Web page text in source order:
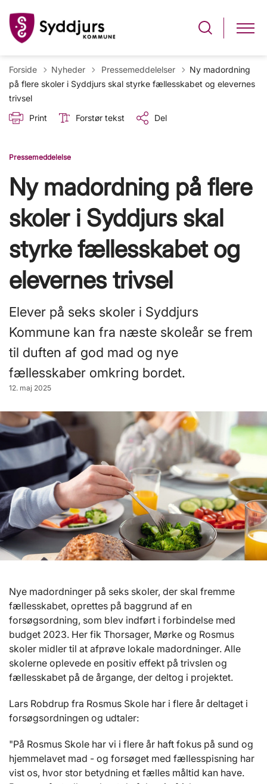
Forside Nyheder Tilbage til
Pressemeddelelser
Ny madordning
på flere skoler i Syddjurs skal styrke fællesskabet og elevernes
trivsel
Print
Forstør tekst Del
Pressemeddelelse
Ny madordning på flere
skoler i Syddjurs skal
styrke fællesskabet og
elevernes trivsel
Elever på seks skoler i Syddjurs
Kommune kan fra næste skoleår se frem
til duften af god mad og nye
fællesskaber omkring bordet.
12. maj 2025
Nye madordninger på seks skoler, der skal fremme
fællesskabet, oprettes på baggrund af en
forsøgsordning, som blev indført i forbindelse med
budget 2023. Her fik Thorsager, Mørke og Rosmus
skoler midler til at afprøve lokale madordninger. Alle
skolerne oplevede en positiv effekt på trivslen og
fællesskabet på de årgange, der deltog i projektet.
Lars Robdrup fra Rosmus Skole har i flere år deltaget i
forsøgsordningen og udtaler:
"På Rosmus Skole har vi i flere år haft fokus på sund og
hjemmelavet mad - og forsøget med fællesspisning har
vist os, hvor stor betydning et fælles måltid kan have.